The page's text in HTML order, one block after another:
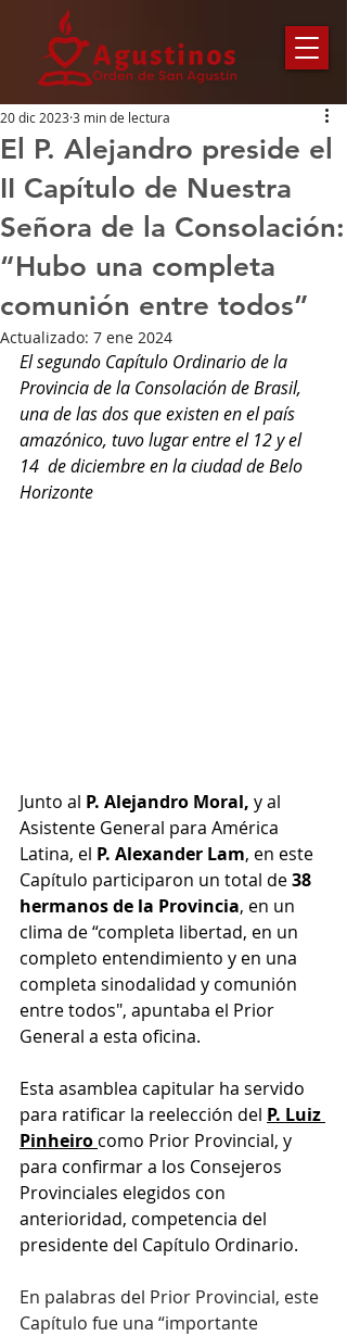
El P. Alejandro preside el
II Capítulo de Nuestra
Señora de la Consolación:
“Hubo una completa
comunión entre todos”
20 dic 20233 min de lectura
Actualizado: 7 ene 2024
El segundo Capítulo Ordinario de la
Provincia de la Consolación de Brasil,
una de las dos que existen en el país
amazónico, tuvo lugar entre el 12 y el
14  de diciembre en la ciudad de Belo
Horizonte
Junto al P. Alejandro Moral, y al
Asistente General para América
Latina, el P. Alexander Lam, en este
Capítulo participaron un total de 38
hermanos de la Provincia, en un
clima de “completa libertad, en un
completo entendimiento y en una
completa sinodalidad y comunión
entre todos", apuntaba el Prior
General a esta oficina.
Esta asamblea capitular ha servido
para ratificar la reelección del P. Luiz
Pinheiro como Prior Provincial, y
para confirmar a los Consejeros
Provinciales elegidos con
anterioridad, competencia del
presidente del Capítulo Ordinario.
En palabras del Prior Provincial, este
Capítulo fue una “importante